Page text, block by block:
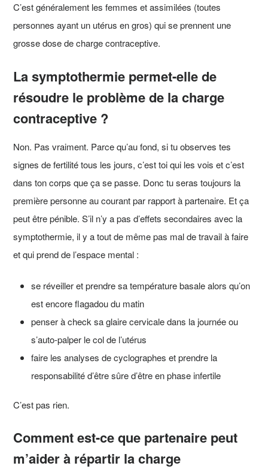
C’est généralement les femmes et assimilées (toutes
personnes ayant un utérus en gros) qui se prennent une
grosse dose de charge contraceptive.
La symptothermie permet-elle de
résoudre le problème de la charge
contraceptive ?
Non. Pas vraiment. Parce qu’au fond, si tu observes tes
signes de fertilité tous les jours, c’est toi qui les vois et c’est
dans ton corps que ça se passe. Donc tu seras toujours la
première personne au courant par rapport à partenaire. Et ça
peut être pénible. S’il n’y a pas d’effets secondaires avec la
symptothermie, il y a tout de même pas mal de travail à faire
et qui prend de l’espace mental :
se réveiller et prendre sa température basale alors qu’on
est encore flagadou du matin
penser à check sa glaire cervicale dans la journée ou
s’auto-palper le col de l’utérus
faire les analyses de cyclographes et prendre la
responsabilité d’être sûre d’être en phase infertile
C’est pas rien.
Comment est-ce que partenaire peut
m’aider à répartir la charge